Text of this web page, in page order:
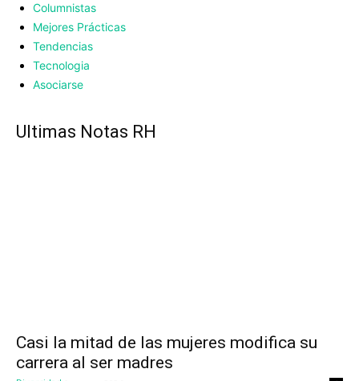
Columnistas
Mejores Prácticas
Tendencias
Tecnologia
Asociarse
UItimas Notas RH
Casi la mitad de las mujeres modifica su
carrera al ser madres